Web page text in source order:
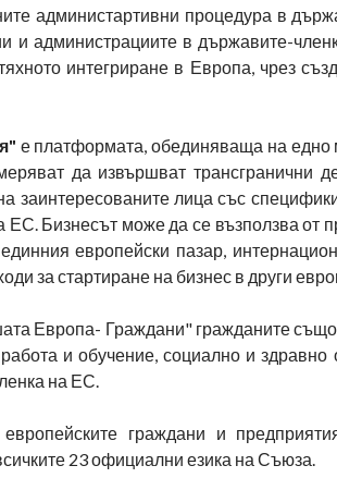
администартивни процедура в
и администрациите в държавите-
интегриране в Европа, чрез
е платформата, обединяваща на едно
да извършват
заинтересованите лица със
ЕС. Бизнесът може да се възползва от
европейски пазар,
за стартиране на бизнес в други
Европа- Граждани" гражданите
и обучение, социално и
на ЕС.
граждани и
23 официални езика на Съюза.